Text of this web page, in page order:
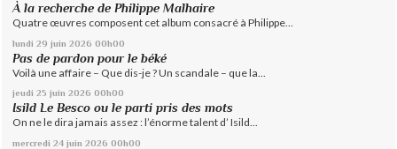
À la recherche de Philippe Malhaire
Quatre œuvres composent cet album consacré à Philippe...
lundi 29 juin 2026 00h00
Pas de pardon pour le béké
Voilà une affaire – Que dis-je ? Un scandale – que la...
jeudi 25 juin 2026 00h00
Isild Le Besco ou le parti pris des mots
On ne le dira jamais assez : l’énorme talent d’ Isild...
mercredi 24 juin 2026 00h00